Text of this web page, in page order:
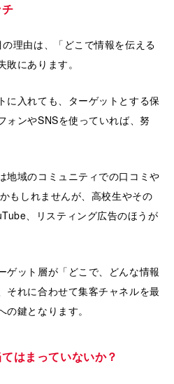
理由は、「どこで情報を伝える
にあります。
に入れても、ターゲットとする保
ォンやSNSを使っていれば、努
地域のコミュニティでの口コミや
もしれませんが、高校生やその
、リスティング広告のほうが
ゲット層が「どこで、どんな情報
それに合わせて集客チャネルを最
鍵となります。
はまっていないか？